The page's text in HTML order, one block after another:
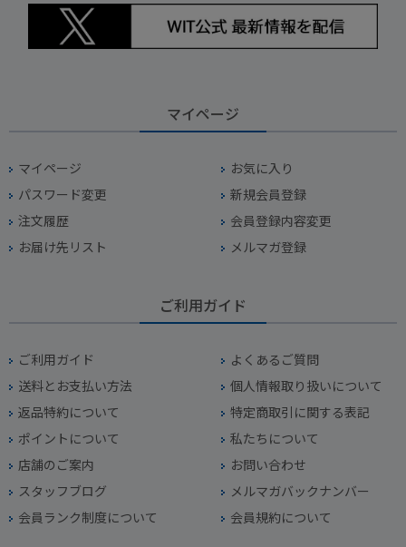
マイページ
マイページ
お気に入り
パスワード変更
新規会員登録
注文履歴
会員登録内容変更
お届け先リスト
メルマガ登録
ご利用ガイド
ご利用ガイド
よくあるご質問
送料とお支払い方法
個人情報取り扱いについて
返品特約について
特定商取引に関する表記
ポイントについて
私たちについて
店舗のご案内
お問い合わせ
スタッフブログ
メルマガバックナンバー
会員ランク制度について
会員規約について